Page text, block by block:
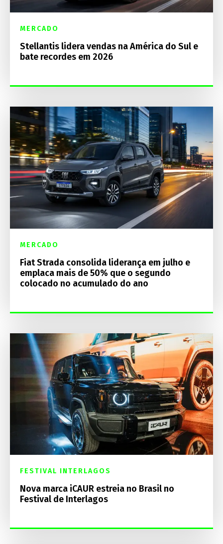
MERCADO
Stellantis lidera vendas na América do Sul e
bate recordes em 2026
MERCADO
Fiat Strada consolida liderança em julho e
emplaca mais de 50% que o segundo
colocado no acumulado do ano
FESTIVAL INTERLAGOS
Nova marca iCAUR estreia no Brasil no
Festival de Interlagos